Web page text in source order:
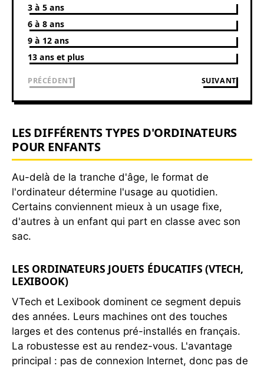
3 à 5 ans
6 à 8 ans
9 à 12 ans
13 ans et plus
PRÉCÉDENT SUIVANT
LES DIFFÉRENTS TYPES D'ORDINATEURS
POUR ENFANTS
Au-delà de la tranche d'âge, le format de
l'ordinateur détermine l'usage au quotidien.
Certains conviennent mieux à un usage fixe,
d'autres à un enfant qui part en classe avec son
sac.
LES ORDINATEURS JOUETS ÉDUCATIFS (VTECH,
LEXIBOOK)
VTech et Lexibook dominent ce segment depuis
des années. Leurs machines ont des touches
larges et des contenus pré-installés en français.
La robustesse est au rendez-vous. L'avantage
principal : pas de connexion Internet, donc pas de